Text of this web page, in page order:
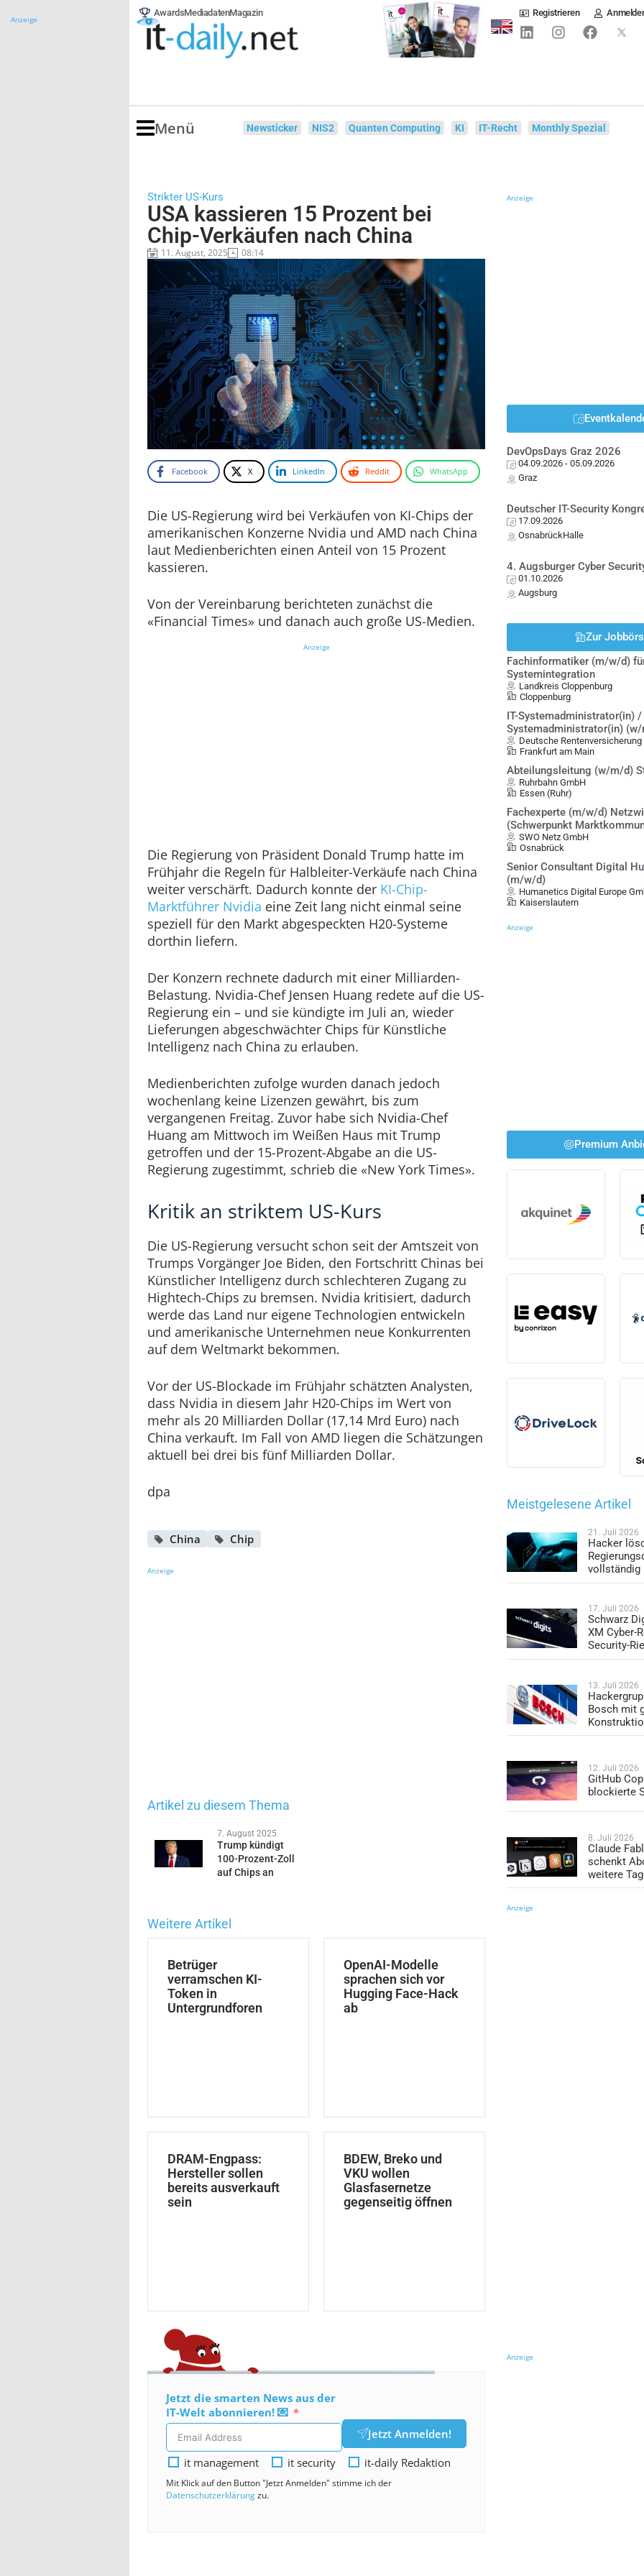
Anzeige
AwardsMediadatenMagazin Registrieren
Menü Newsticker NIS2 Quanten Computing KI IT-Recht Monthly Spezial
Strikter US-Kurs
USA kassieren 15 Prozent bei
Chip-Verkäufen nach China
11. August, 2025 08:14
Facebook X LinkedIn Reddit WhatsApp
Die US-Regierung wird bei Verkäufen von KI-Chips der
amerikanischen Konzerne Nvidia und AMD nach China
laut Medienberichten einen Anteil von 15 Prozent
kassieren.
Von der Vereinbarung berichteten zunächst die
«Financial Times» und danach auch große US-Medien.
Anzeige
Die Regierung von Präsident Donald Trump hatte im
Frühjahr die Regeln für Halbleiter-Verkäufe nach China
weiter verschärft. Dadurch konnte der KI-Chip-
Marktführer Nvidia eine Zeit lang nicht einmal seine
speziell für den Markt abgespeckten H20-Systeme
dorthin liefern.
Der Konzern rechnete dadurch mit einer Milliarden-
Belastung. Nvidia-Chef Jensen Huang redete auf die US-
Regierung ein – und sie kündigte im Juli an, wieder
Lieferungen abgeschwächter Chips für Künstliche
Intelligenz nach China zu erlauben.
Medienberichten zufolge wurden danach jedoch
wochenlang keine Lizenzen gewährt, bis zum
vergangenen Freitag. Zuvor habe sich Nvidia-Chef
Huang am Mittwoch im Weißen Haus mit Trump
getroffen und der 15-Prozent-Abgabe an die US-
Regierung zugestimmt, schrieb die «New York Times».
Kritik an striktem US-Kurs
Die US-Regierung versucht schon seit der Amtszeit von
Trumps Vorgänger Joe Biden, den Fortschritt Chinas bei
Künstlicher Intelligenz durch schlechteren Zugang zu
Hightech-Chips zu bremsen. Nvidia kritisiert, dadurch
werde das Land nur eigene Technologien entwickeln
und amerikanische Unternehmen neue Konkurrenten
auf dem Weltmarkt bekommen.
Vor der US-Blockade im Frühjahr schätzten Analysten,
dass Nvidia in diesem Jahr H20-Chips im Wert von
mehr als 20 Milliarden Dollar (17,14 Mrd Euro) nach
China verkauft. Im Fall von AMD liegen die Schätzungen
aktuell bei drei bis fünf Milliarden Dollar.
dpa
China Chip
Anzeige
Artikel zu diesem Thema
7. August 2025
Trump kündigt
100-Prozent-Zoll
auf Chips an
Weitere Artikel
Betrüger
verramschen KI-
Token in
Untergrundforen
OpenAI-Modelle
sprachen sich vor
Hugging Face-Hack
ab
DRAM-Engpass:
Hersteller sollen
bereits ausverkauft
sein
BDEW, Breko und
VKU wollen
Glasfasernetze
gegenseitig öffnen
Jetzt die smarten News aus der
IT-Welt abonnieren! 💌
Jetzt Anmelden!
it management
it security it-daily Redaktion
Mit Klick auf den Button "Jetzt Anmelden" stimme ich der
Datenschutzerklärungzu.
Anzeige
DevOpsDays Graz 2026
04.09.2026 - 05.09.2026
Graz
Deutscher IT-Security
17.09.2026
OsnabrückHalle
4. Augsburger Cyber
01.10.2026
Augsburg
Zur
Fachinformatiker (m/w/d)
Systemintegration
Landkreis Cloppenburg
Cloppenburg
IT-Systemadministrator(in) /
Systemadministrator(in)
Deutsche
Frankfurt am Main
Abteilungsleitung (w/m/d)
Ruhrbahn GmbH
Essen (Ruhr)
Fachexperte (m/w/d)
(Schwerpunkt
SWO Netz GmbH
Osnabrück
Senior Consultant Digital
(m/w/d)
Humanetics Digital Europe
Kaiserslautern
Anzeige
Premium
Meistgelesene Artikel
21. Juli 2026
Hacker
vollständig
17. Juli 2026
Schwarz
XM Cyber-
Security-
13. Juli 2026
Bosch mit
12. Juli 2026
GitHub
blockierte
8. Juli 2026
Claude
schenkt
weitere
Anzeige
Anzeige